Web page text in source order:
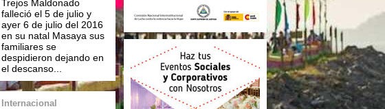
Trejos Maldonado
falleció el 5 de julio y
ayer 6 de julio del 2016
en su natal Masaya sus
familiares se
despidieron dejando en
el descanso...
Internacional